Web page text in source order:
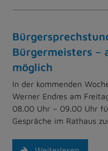
Bürgermeisters –
möglich
In der kommenden
Werner Endres am
08.00 Uhr – 09.00 Uhr
Gespräche im Rathaus